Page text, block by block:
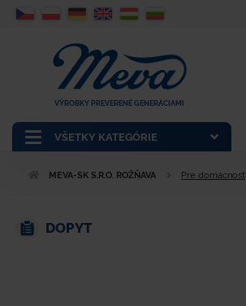
VŠETKY KATEGÓRIE
VÝROBKY PREVERENÉ GENERÁCIAMI
MEVA-SK S.R.O. ROŽŇAVA Pre domácnosť
DOPYT